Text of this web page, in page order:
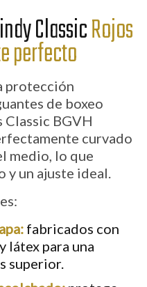
ClassicRojos
perfecto
protección
de boxeo
Classic BGVH
curvado
medio, lo que
y un ajuste ideal.
:
fabricados con
látex para una
superior.